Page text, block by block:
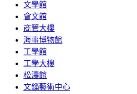
文學館
會文館
商管大樓
海事博物館
工學館
工學大樓
松濤館
文錙藝術中心